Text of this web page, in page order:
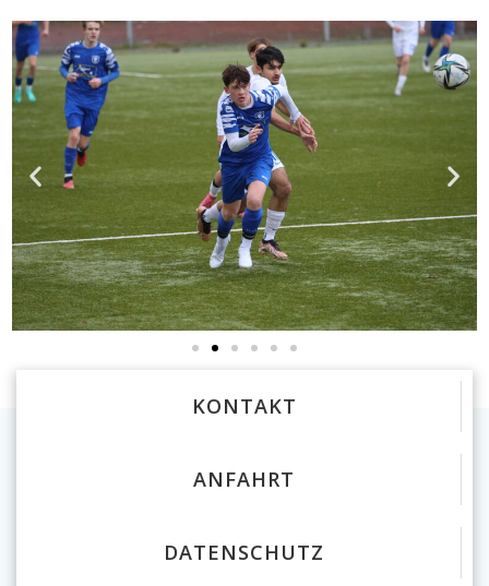
KONTAKT
ANFAHRT
DATENSCHUTZ